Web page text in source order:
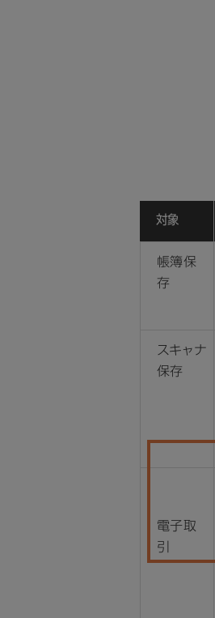
対象
帳簿保
存
スキャナ
保存
電子取
引